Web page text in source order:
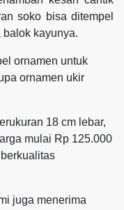
soko bisa ditempel
kayunya.
ornamen untuk
ornamen ukir
18 cm lebar,
mulai Rp 125.000
juga menerima